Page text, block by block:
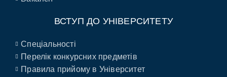
ВСТУП ДО УНІВЕРСИТЕТУ
Спеціальності
Перелік конкурсних предметів
Правила прийому в Університет